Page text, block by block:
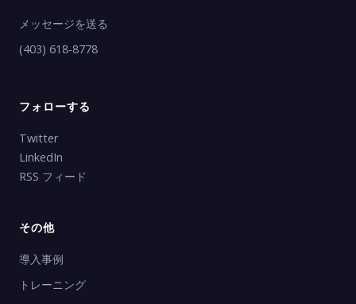
メッセージを送る
(403) 618-8778
フォローする
Twitter
LinkedIn
RSS フィード
その他
導入事例
トレーニング